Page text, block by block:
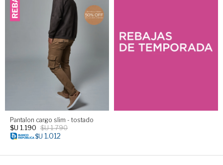
Pantalon cargo slim - tostado
$U 1.190 $U1.790
$U 1.012